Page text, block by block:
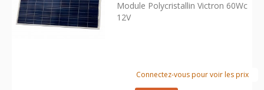
Module Polycristallin Victron 60Wc
12V
Connectez-vous pour voir les prix